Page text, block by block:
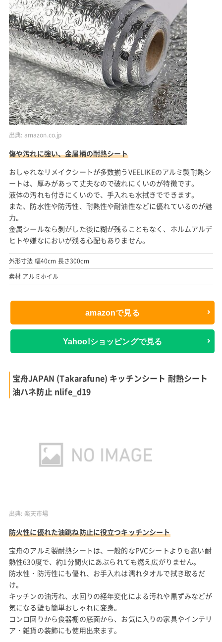
出典: amazon.co.jp
傷や汚れに強い、金属柄の耐熱シート
おしゃれなリメイクシートが多数揃うVEELIKEのアルミ製耐熱シ
ートは、厚みがあって丈夫なので破れにくいのが特徴です。
液体の汚れも付きにくいので、手入れも水拭きでできます。
また、防水性や防汚性、耐熱性や耐油性などに優れているのが魅
力。
金属シールなら剥がした後に糊が残ることもなく、ホルムアルデ
ヒトや嫌なにおいが残る心配もありません。
外形寸法 幅40cm 長さ300cm
素材 アルミホイル
amazonで見る
Yahoo!ショッピングで見る
宝舟JAPAN (Takarafune) キッチンシート 耐熱シート
油ハネ防止 nlife_d19
出典: 楽天市場
防火性に優れた油跳ね防止に役立つキッチンシート
宝舟のアルミ製耐熱シートは、一般的なPVCシートよりも高い耐
熱性630度で、約1分間火にあぶられても燃え広がりません。
防水性・防汚性にも優れ、お手入れは濡れタオルで拭き取るだ
け。
キッチンの油汚れ、水回りの経年変化による汚れや黒ずみなどが
気になる壁も簡単おしゃれに変身。
コンロ回りから食器棚の底面から、お気に入りの家具やインテリ
ア・雑貨の装飾にも使用出来ます。